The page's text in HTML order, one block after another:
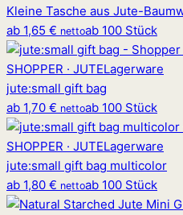
Kleine Tasche aus Jute-
ab 1,65 € nettoab 100 Stück
SHOPPER · JUTELagerware
jute:small gift bag
ab 1,70 € nettoab 100 Stück
SHOPPER · JUTELagerware
jute:small gift bag multicolor
ab 1,80 € nettoab 100 Stück